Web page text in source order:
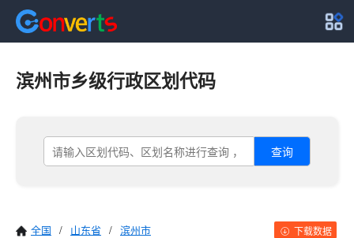
滨州市乡级行政区划代码
查询
全国 / 山东省 / 滨州市 下载数据